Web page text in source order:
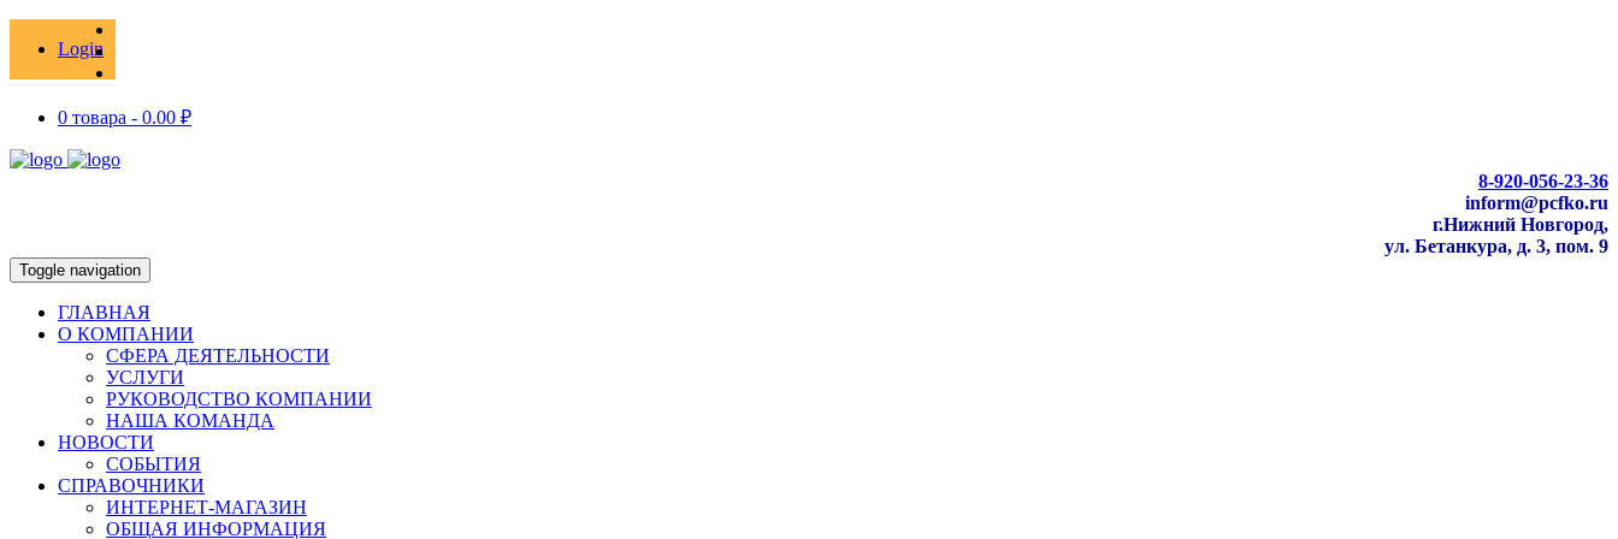
Login
0 товара - 0.00 ₽
8-920-056-23-36
inform@pcfko.ru
г.Нижний Новгород,
ул. Бетанкура, д. 3, пом. 9
Toggle navigation
ГЛАВНАЯ
О КОМПАНИИ
СФЕРА ДЕЯТЕЛЬНОСТИ
УСЛУГИ
РУКОВОДСТВО КОМПАНИИ
НАША КОМАНДА
НОВОСТИ
СОБЫТИЯ
СПРАВОЧНИКИ
ИНТЕРНЕТ-МАГАЗИН
ОБЩАЯ ИНФОРМАЦИЯ